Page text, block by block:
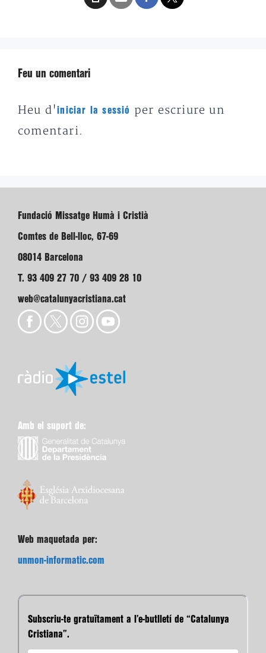
Feu un comentari
Heu d'iniciar la sessió
per escriure un
comentari.
Fundació Missatge Humà i Cristià
Comtes de Bell-lloc, 67-69
08014 Barcelona
T. 93 409 27 70 / 93 409 28 10
web@catalunyacristiana.cat
Amb el suport de:
Web maquetada per:
unmon-informatic.com
Subscriu-te gratuïtament a l’e-butlletí de “Catalunya
Cristiana”.